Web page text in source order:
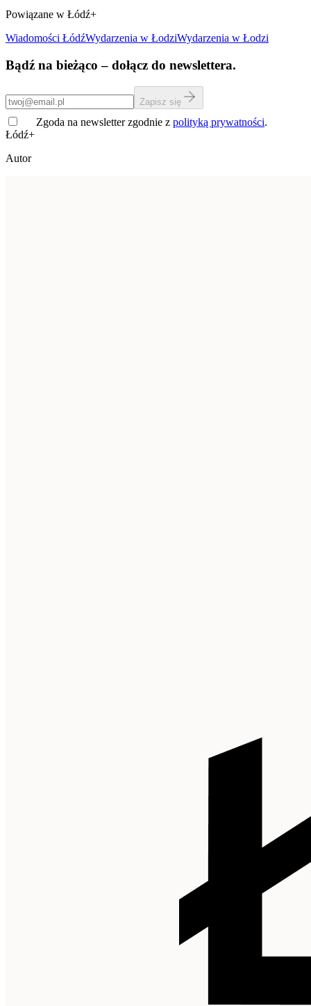
Powiązane w Łódź+
Wiadomości ŁódźWydarzenia w ŁodziWydarzenia w Łodzi
Bądź na bieżąco – dołącz do newslettera.
Zapisz się
Zgoda na newsletter zgodnie z polityką prywatności.
Łódź+
Autor